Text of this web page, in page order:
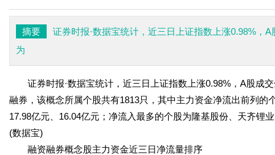
摘要
证券时报·数据宝统计，近三日上证指数上涨0.98%，
为
证券时报·数据宝统计，近三日上证指数上涨0.98%，A股成
融券，该概念所属个股共有1813只，其中主力资金净流出前列
17.98亿元、16.04亿元；净流入最多的个股为隆基股份、天齐锂
(数据宝)
融资融券概念股主力资金近三日净流量排序